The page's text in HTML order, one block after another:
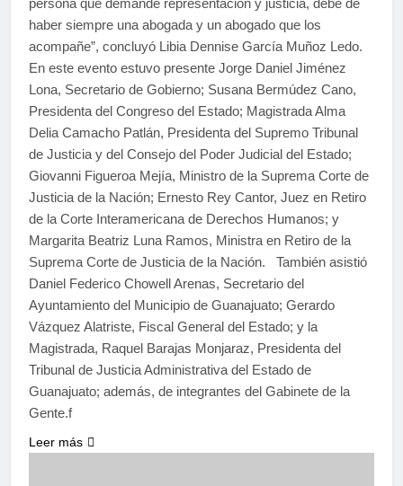
persona que demande representación y justicia, debe de
haber siempre una abogada y un abogado que los
acompañe”, concluyó Libia Dennise García Muñoz Ledo.
En este evento estuvo presente Jorge Daniel Jiménez
Lona, Secretario de Gobierno; Susana Bermúdez Cano,
Presidenta del Congreso del Estado; Magistrada Alma
Delia Camacho Patlán, Presidenta del Supremo Tribunal
de Justicia y del Consejo del Poder Judicial del Estado;
Giovanni Figueroa Mejía, Ministro de la Suprema Corte de
Justicia de la Nación; Ernesto Rey Cantor, Juez en Retiro
de la Corte Interamericana de Derechos Humanos; y
Margarita Beatriz Luna Ramos, Ministra en Retiro de la
Suprema Corte de Justicia de la Nación. También asistió
Daniel Federico Chowell Arenas, Secretario del
Ayuntamiento del Municipio de Guanajuato; Gerardo
Vázquez Alatriste, Fiscal General del Estado; y la
Magistrada, Raquel Barajas Monjaraz, Presidenta del
Tribunal de Justicia Administrativa del Estado de
Guanajuato; además, de integrantes del Gabinete de la
Gente.f
Leer más